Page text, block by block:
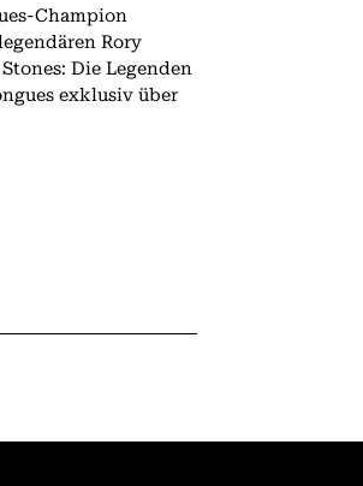
Champion
Rory
exklusiv über